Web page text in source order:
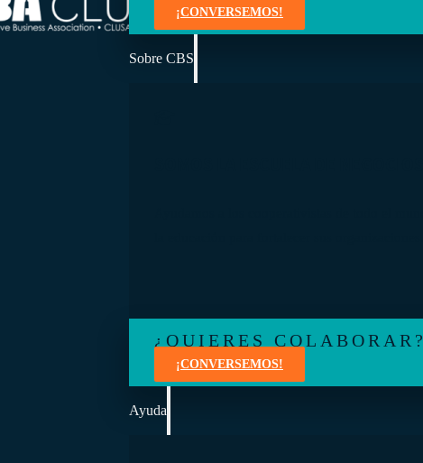
¡CONVERSEMOS!
Sobre CBS
¿QUIERES COLABORAR?
¡CONVERSEMOS!
Ayuda